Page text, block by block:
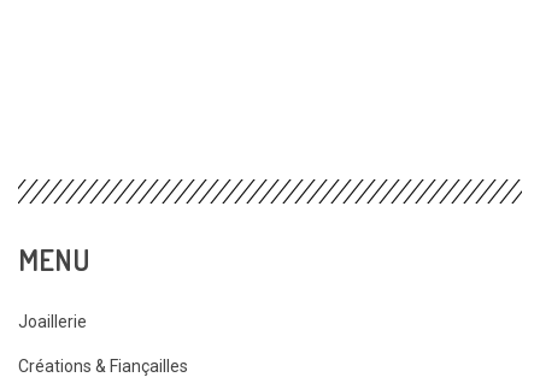
MENU
Joaillerie
Créations & Fiançailles